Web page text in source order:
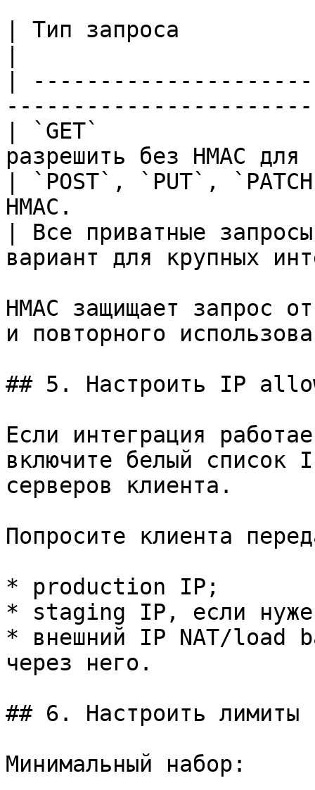
| Тип запроса
|
| `GET`
разрешить без HMAC
| `POST`, `PUT`,
HMAC.
| Все приватные
вариант для крупных
HMAC защищает
и повторного
## 5. Настроить IP
Если интеграция
включите белый список
серверов клиента.
Попросите клиента
* production IP;
* staging IP, если
* внешний IP NAT/load
через него.
## 6. Настроить лимиты
Минимальный набор: